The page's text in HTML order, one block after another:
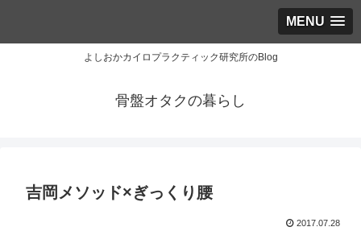
MENU
よしおかカイロプラクティック研究所のBlog
骨盤オタクの暮らし
吉岡メソッド×ぎっくり腰
2017.07.28